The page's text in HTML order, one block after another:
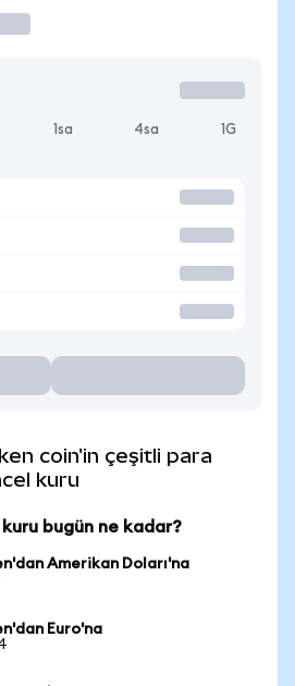
1sa 4sa 1G
coin'in çeşitli para
kuru
kuru bugün ne kadar?
Amerikan Doları'na
Euro'na